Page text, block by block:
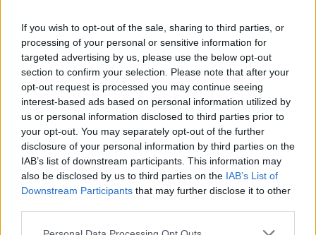
If you wish to opt-out of the sale, sharing to third parties, or
processing of your personal or sensitive information for
targeted advertising by us, please use the below opt-out
section to confirm your selection. Please note that after your
opt-out request is processed you may continue seeing
interest-based ads based on personal information utilized by
us or personal information disclosed to third parties prior to
your opt-out. You may separately opt-out of the further
disclosure of your personal information by third parties on the
IAB’s list of downstream participants. This information may
also be disclosed by us to third parties on the IAB’s List of
Downstream Participants that may further disclose it to other
Szlovákia